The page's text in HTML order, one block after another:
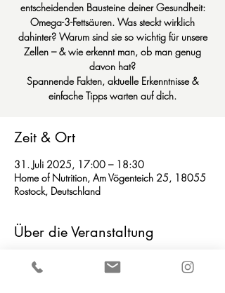
entscheidenden Bausteine deiner Gesundheit:
Omega-3-Fettsäuren. Was steckt wirklich
dahinter? Warum sind sie so wichtig für unsere
Zellen – & wie erkennt man, ob man genug
davon hat?
Spannende Fakten, aktuelle Erkenntnisse &
einfache Tipps warten auf dich.
Zeit & Ort
31. Juli 2025, 17:00 – 18:30
Home of Nutrition, Am Vögenteich 25, 18055
Rostock, Deutschland
Über die Veranstaltung